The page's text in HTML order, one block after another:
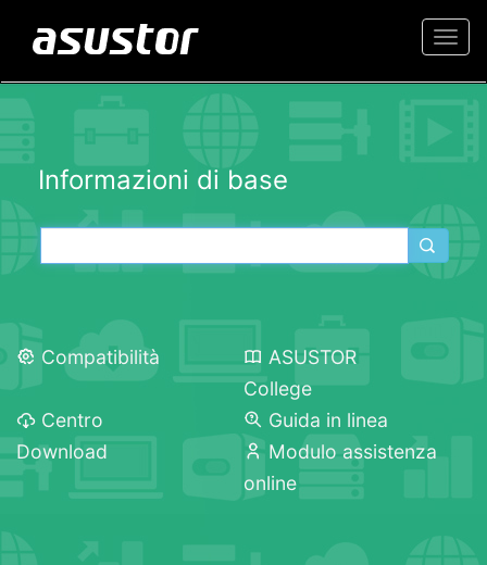
Informazioni di base
Compatibilità
ASUSTOR
College
Centro
Download
Guida in linea
Modulo assistenza
online